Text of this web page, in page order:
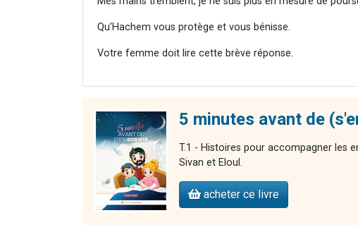
Qu’Hachem vous protège et vous bénisse.
Votre femme doit lire cette brève réponse.
5 minutes avant de
T.1 - Histoires pour accompagner les
Sivan et Eloul.
acheter ce livre